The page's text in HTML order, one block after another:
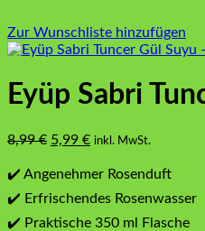
Zur Wunschliste hinzufügen
Eyüp Sabri
8,99€ Ursprünglicher
war:
8,99 €
5,99 €Aktueller
ist:
5,99 €.
inkl. MwSt.
✔️ Angenehmer Rosenduft
✔️ Erfrischendes Rosenwasser
✔️ Praktische 350 ml Flasche